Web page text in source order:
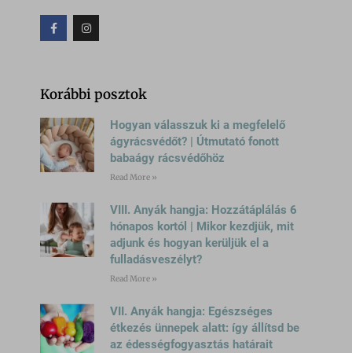
Korábbi posztok
Hogyan válasszuk ki a megfelelő
ágyrácsvédőt? | Útmutató fonott
babaágy rácsvédőhöz
Read More »
VIII. Anyák hangja: Hozzátáplálás 6
hónapos kortól | Mikor kezdjük, mit
adjunk és hogyan kerüljük el a
fulladásveszélyt?
Read More »
VII. Anyák hangja: Egészséges
étkezés ünnepek alatt: így állítsd be
az édességfogyasztás határait
www.google.cz
www.google.hu
www.google.si
www.google.sk